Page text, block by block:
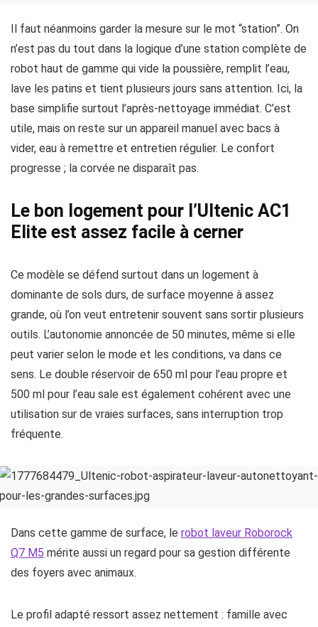
Il faut néanmoins garder la mesure sur le mot “station”. On
n’est pas du tout dans la logique d’une station complète de
robot haut de gamme qui vide la poussière, remplit l’eau,
lave les patins et tient plusieurs jours sans attention. Ici, la
base simplifie surtout l’après-nettoyage immédiat. C’est
utile, mais on reste sur un appareil manuel avec bacs à
vider, eau à remettre et entretien régulier. Le confort
progresse ; la corvée ne disparaît pas.
Le bon logement pour l’Ultenic AC1
Elite est assez facile à cerner
Ce modèle se défend surtout dans un logement à
dominante de sols durs, de surface moyenne à assez
grande, où l’on veut entretenir souvent sans sortir plusieurs
outils. L’autonomie annoncée de 50 minutes, même si elle
peut varier selon le mode et les conditions, va dans ce
sens. Le double réservoir de 650 ml pour l’eau propre et
500 ml pour l’eau sale est également cohérent avec une
utilisation sur de vraies surfaces, sans interruption trop
fréquente.
Dans cette gamme de surface, le robot laveur Roborock
Q7 M5 mérite aussi un regard pour sa gestion différente
des foyers avec animaux.
Le profil adapté ressort assez nettement : famille avec